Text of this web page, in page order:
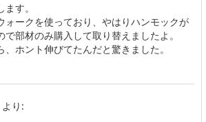
す。
ォークを使っており、やはりハンモックが
部材のみ購入して取り替えましたよ。
ホント伸びてたんだと驚きました。
より: